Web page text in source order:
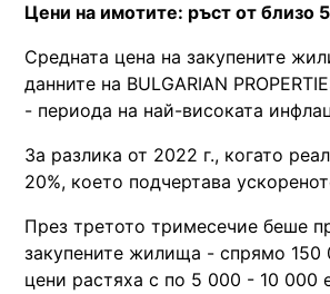
Цени на имотите: ръст от близо
Средната цена на закупените
данните на BULGARIAN
- периода на най-високата
За разлика от 2022 г., когато
20%, което подчертава
През третото тримесечие беше
закупените жилища - спрямо 150
цени растяха с по 5 000 - 10 000